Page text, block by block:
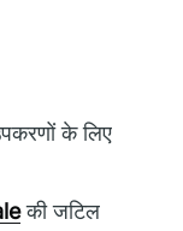
के लिए
की जटिल